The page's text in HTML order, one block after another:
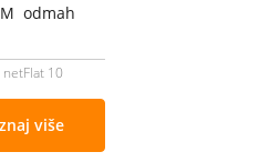
odmah
10
više